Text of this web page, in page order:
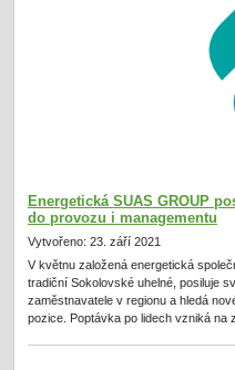
Energetická SUAS GROUP
do provozu i managementu
Vytvořeno: 23. září 2021
V květnu založená energetická
tradiční Sokolovské uhelné, posiluje
zaměstnavatele v regionu a hledá
pozice. Poptávka po lidech vzniká na